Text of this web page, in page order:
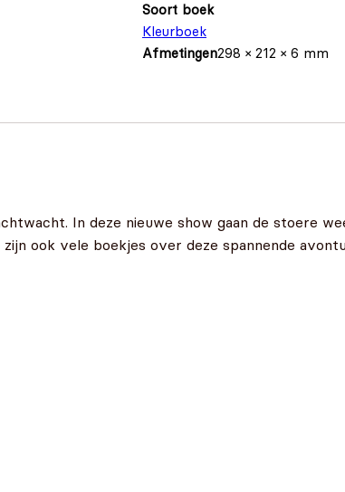
Soort boek
Kleurboek
Afmetingen298 × 212 × 6 mm
In deze nieuwe show gaan de stoere
ook vele boekjes over deze spannende